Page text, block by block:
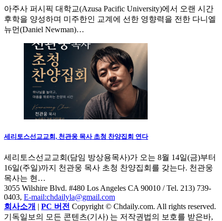
아주사 퍼시픽 대학교(Azusa Pacific University)에서 오랜 시간
후학을 양성하며 미주한인 교계에 선한 영향력을 전한 다니엘
뉴먼(Daniel Newman)…
세리토스선교교회, 천관웅 목사 초청 찬양집회 연다
세리토스선교교회(담임 방상용목사)가 오는 8월 14일(금)부터
16일(주일)까지 천관웅 목사 초청 찬양집회를 갖는다. 천관웅
목사는 현…
3055 Wilshire Blvd. #480 Los Angeles CA 90010 / Tel. 213) 739-
0403, E-mail:chdailyla@gmail.com
회사소개 | PC 버전 Copyright © Chdaily.com. All rights reserved.
기독일보의 모든 콘텐츠(기사) 는 저작권법의 보호를 받은바,